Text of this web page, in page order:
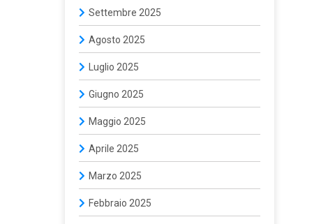
Settembre 2025
Agosto 2025
Luglio 2025
Giugno 2025
Maggio 2025
Aprile 2025
Marzo 2025
Febbraio 2025